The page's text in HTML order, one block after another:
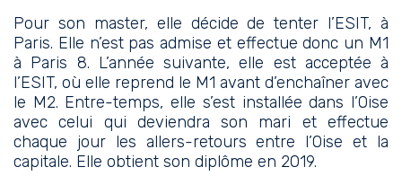
Pour son master, elle décide de tenter l’ESIT, à
Paris. Elle n’est pas admise et effectue donc un M1
à Paris 8. L’année suivante, elle est acceptée à
l’ESIT, où elle reprend le M1 avant d’enchaîner avec
le M2. Entre-temps, elle s’est installée dans l’Oise
avec celui qui deviendra son mari et effectue
chaque jour les allers-retours entre l’Oise et la
capitale. Elle obtient son diplôme en 2019.